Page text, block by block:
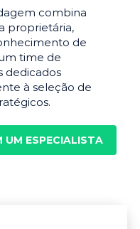
combina
proprietária,
de
time de
dedicados
à seleção de
UM ESPECIALISTA